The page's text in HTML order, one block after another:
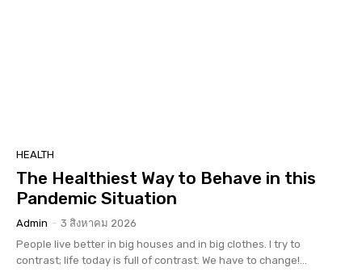
HEALTH
The Healthiest Way to Behave in this
Pandemic Situation
Admin - 3 สิงหาคม 2026
People live better in big houses and in big clothes. I try to
contrast; life today is full of contrast. We have to change!...